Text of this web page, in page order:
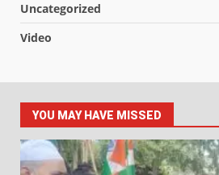
Uncategorized
Video
YOU MAY HAVE MISSED